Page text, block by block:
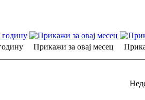
Прикажи за овај месец